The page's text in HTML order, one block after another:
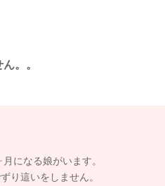
。。
になる娘がいます。
り這いをしません。